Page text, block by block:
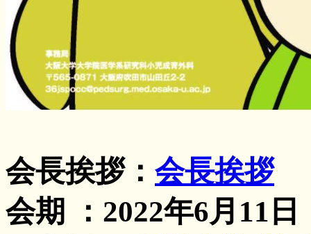
会長挨拶： 会長挨拶
会期 ：2022年6月